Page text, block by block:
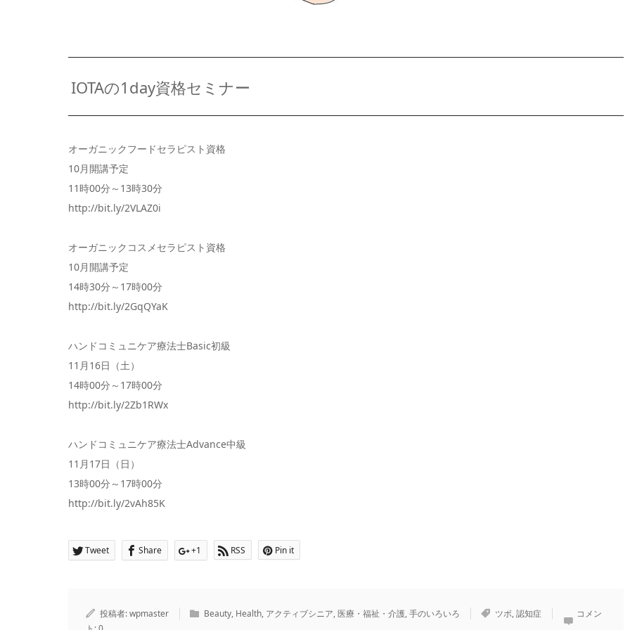
IOTAの1day資格セミナー
オーガニックフードセラピスト資格
10月開講予定
11時00分～13時30分
http://bit.ly/2VLAZ0i
オーガニックコスメセラピスト資格
10月開講予定
14時30分～17時00分
http://bit.ly/2GqQYaK
ハンドコミュニケア療法士Basic初級
11月16日（土）
14時00分～17時00分
http://bit.ly/2Zb1RWx
ハンドコミュニケア療法士Advance中級
11月17日（日）
13時00分～17時00分
http://bit.ly/2vAh85K
Tweet Share +1 RSS Pin it
投稿者:wpmaster Beauty, Health, アクティブシニア,医療・福祉・介護,手のいろいろ ツボ,認知症
コメン